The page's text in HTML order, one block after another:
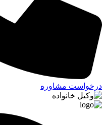
درخواست مشاوره